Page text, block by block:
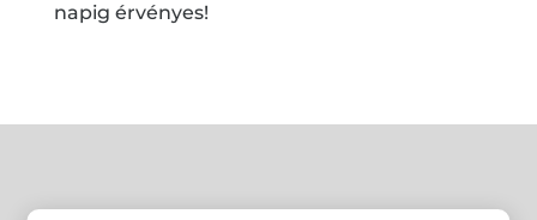
napig érvényes!